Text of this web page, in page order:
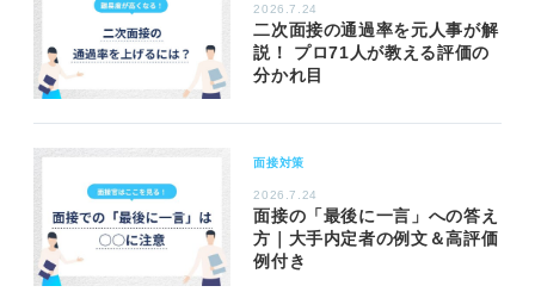
2026.7.24
二次面接の通過率を元人事が解
説！ プロ71人が教える評価の
分かれ目
面接対策
2026.7.24
面接の「最後に一言」への答え
方｜大手内定者の例文＆高評価
例付き